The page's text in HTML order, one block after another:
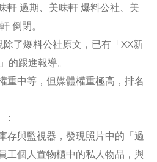
軒 過期、美味軒 爆料公社、美
倒閉。
除了爆料公社原文，已有「XX新
的跟進報導。
重中等，但媒體權重極高，排名
：
存與監視器，發現照片中的「過
工個人置物櫃中的私人物品，與